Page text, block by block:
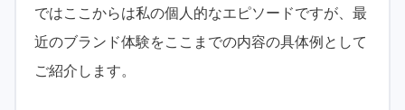
ではここからは私の個人的なエピソードですが、最
近のブランド体験をここまでの内容の具体例として
ご紹介します。